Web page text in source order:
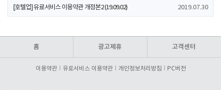
[호텔업] 유료서비스 이용약관 개정본2 (19.09.02) 2019.07.30
홈 광고제휴 고객센터
이용약관 유료서비스 이용약관 개인정보처리방침 PC버전